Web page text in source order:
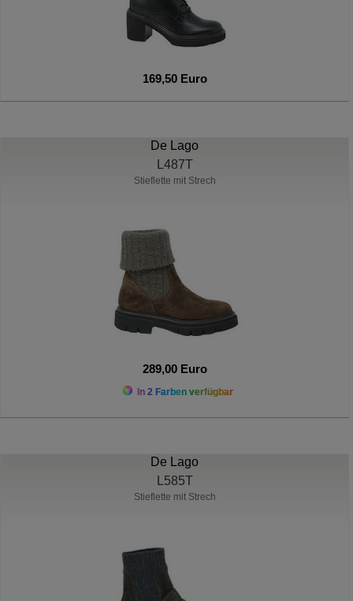
169,50 Euro
De Lago
L487T
Stieflette mit Strech
289,00 Euro
In 2 Farben verfügbar
De Lago
L585T
Stieflette mit Strech